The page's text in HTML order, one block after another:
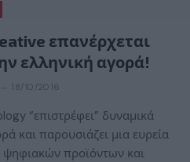
επανέρχεται
ελληνική αγορά!
18/10/2016
“επιστρέφει” δυναμικά
και παρουσιάζει μια ευρεία
προϊόντων και